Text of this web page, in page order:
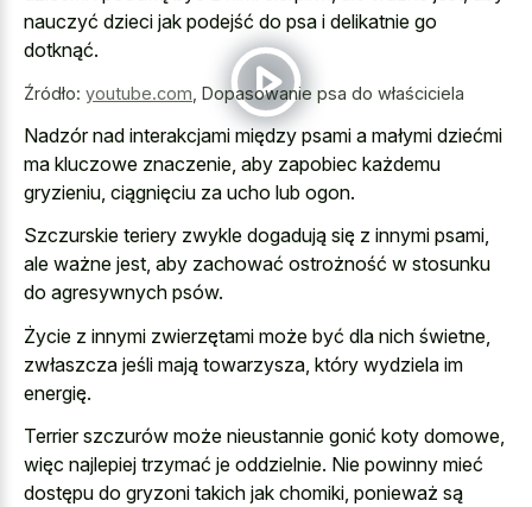
nauczyć dzieci jak podejść do psa i delikatnie go
dotknąć.
Źródło: youtube.com Dopasowanie psa do właściciela
Nadzór nad interakcjami między psami a małymi dziećmi
ma kluczowe znaczenie, aby zapobiec każdemu
gryzieniu, ciągnięciu za ucho lub ogon.
Szczurskie teriery zwykle dogadują się z innymi psami,
ale ważne jest, aby zachować ostrożność w stosunku
do agresywnych psów.
Życie z innymi zwierzętami może być dla nich świetne,
zwłaszcza jeśli mają towarzysza, który wydziela im
energię.
Terrier szczurów może nieustannie gonić koty domowe,
więc najlepiej trzymać je oddzielnie. Nie powinny mieć
dostępu do gryzoni takich jak chomiki, ponieważ są